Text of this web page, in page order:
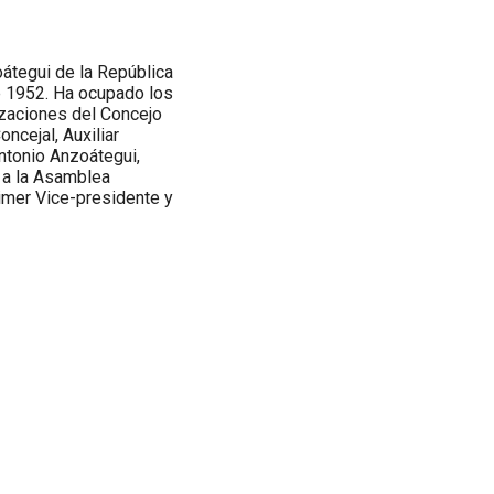
de la República
Ha ocupado los
del Concejo
Auxiliar
Anzoátegui,
la Asamblea
Vice-presidente y